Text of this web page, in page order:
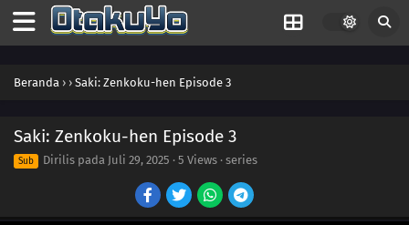
Beranda › › Saki: Zenkoku-hen Episode 3
Saki: Zenkoku-hen Episode 3
Sub Dirilis pada Juli 29, 2025 · 5 Views · series